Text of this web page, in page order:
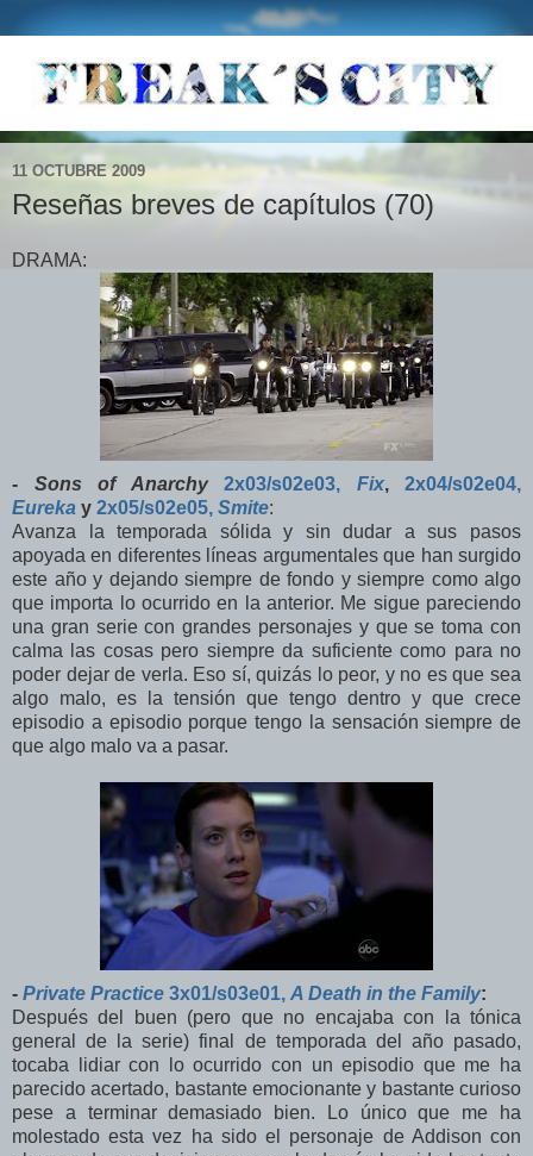
11 OCTUBRE 2009
Reseñas breves de capítulos (70)
DRAMA:
- Sons of Anarchy 2x03/s02e03, Fix, 2x04/s02e04,
Eureka y 2x05/s02e05, Smite:
Avanza la temporada sólida y sin dudar a sus pasos
apoyada en diferentes líneas argumentales que han surgido
este año y dejando siempre de fondo y siempre como algo
que importa lo ocurrido en la anterior. Me sigue pareciendo
una gran serie con grandes personajes y que se toma con
calma las cosas pero siempre da suficiente como para no
poder dejar de verla. Eso sí, quizás lo peor, y no es que sea
algo malo, es la tensión que tengo dentro y que crece
episodio a episodio porque tengo la sensación siempre de
que algo malo va a pasar.
- Private Practice 3x01/s03e01, A Death in the Family:
Después del buen (pero que no encajaba con la tónica
general de la serie) final de temporada del año pasado,
tocaba lidiar con lo ocurrido con un episodio que me ha
parecido acertado, bastante emocionante y bastante curioso
pese a terminar demasiado bien. Lo único que me ha
molestado esta vez ha sido el personaje de Addison con